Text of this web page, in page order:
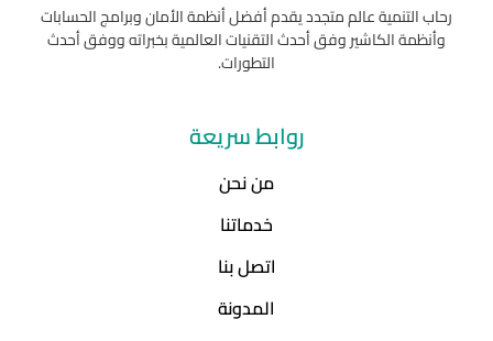
رحاب التنمية عالم متجدد يقدم أفضل أنظمة الأمان وبرامج الحسابات
وأنظمة الكاشير وفق أحدث التقنيات العالمية بخبراته ووفق أحدث
التطورات.
روابط سريعة
من نحن
خدماتنا
اتصل بنا
المدونة